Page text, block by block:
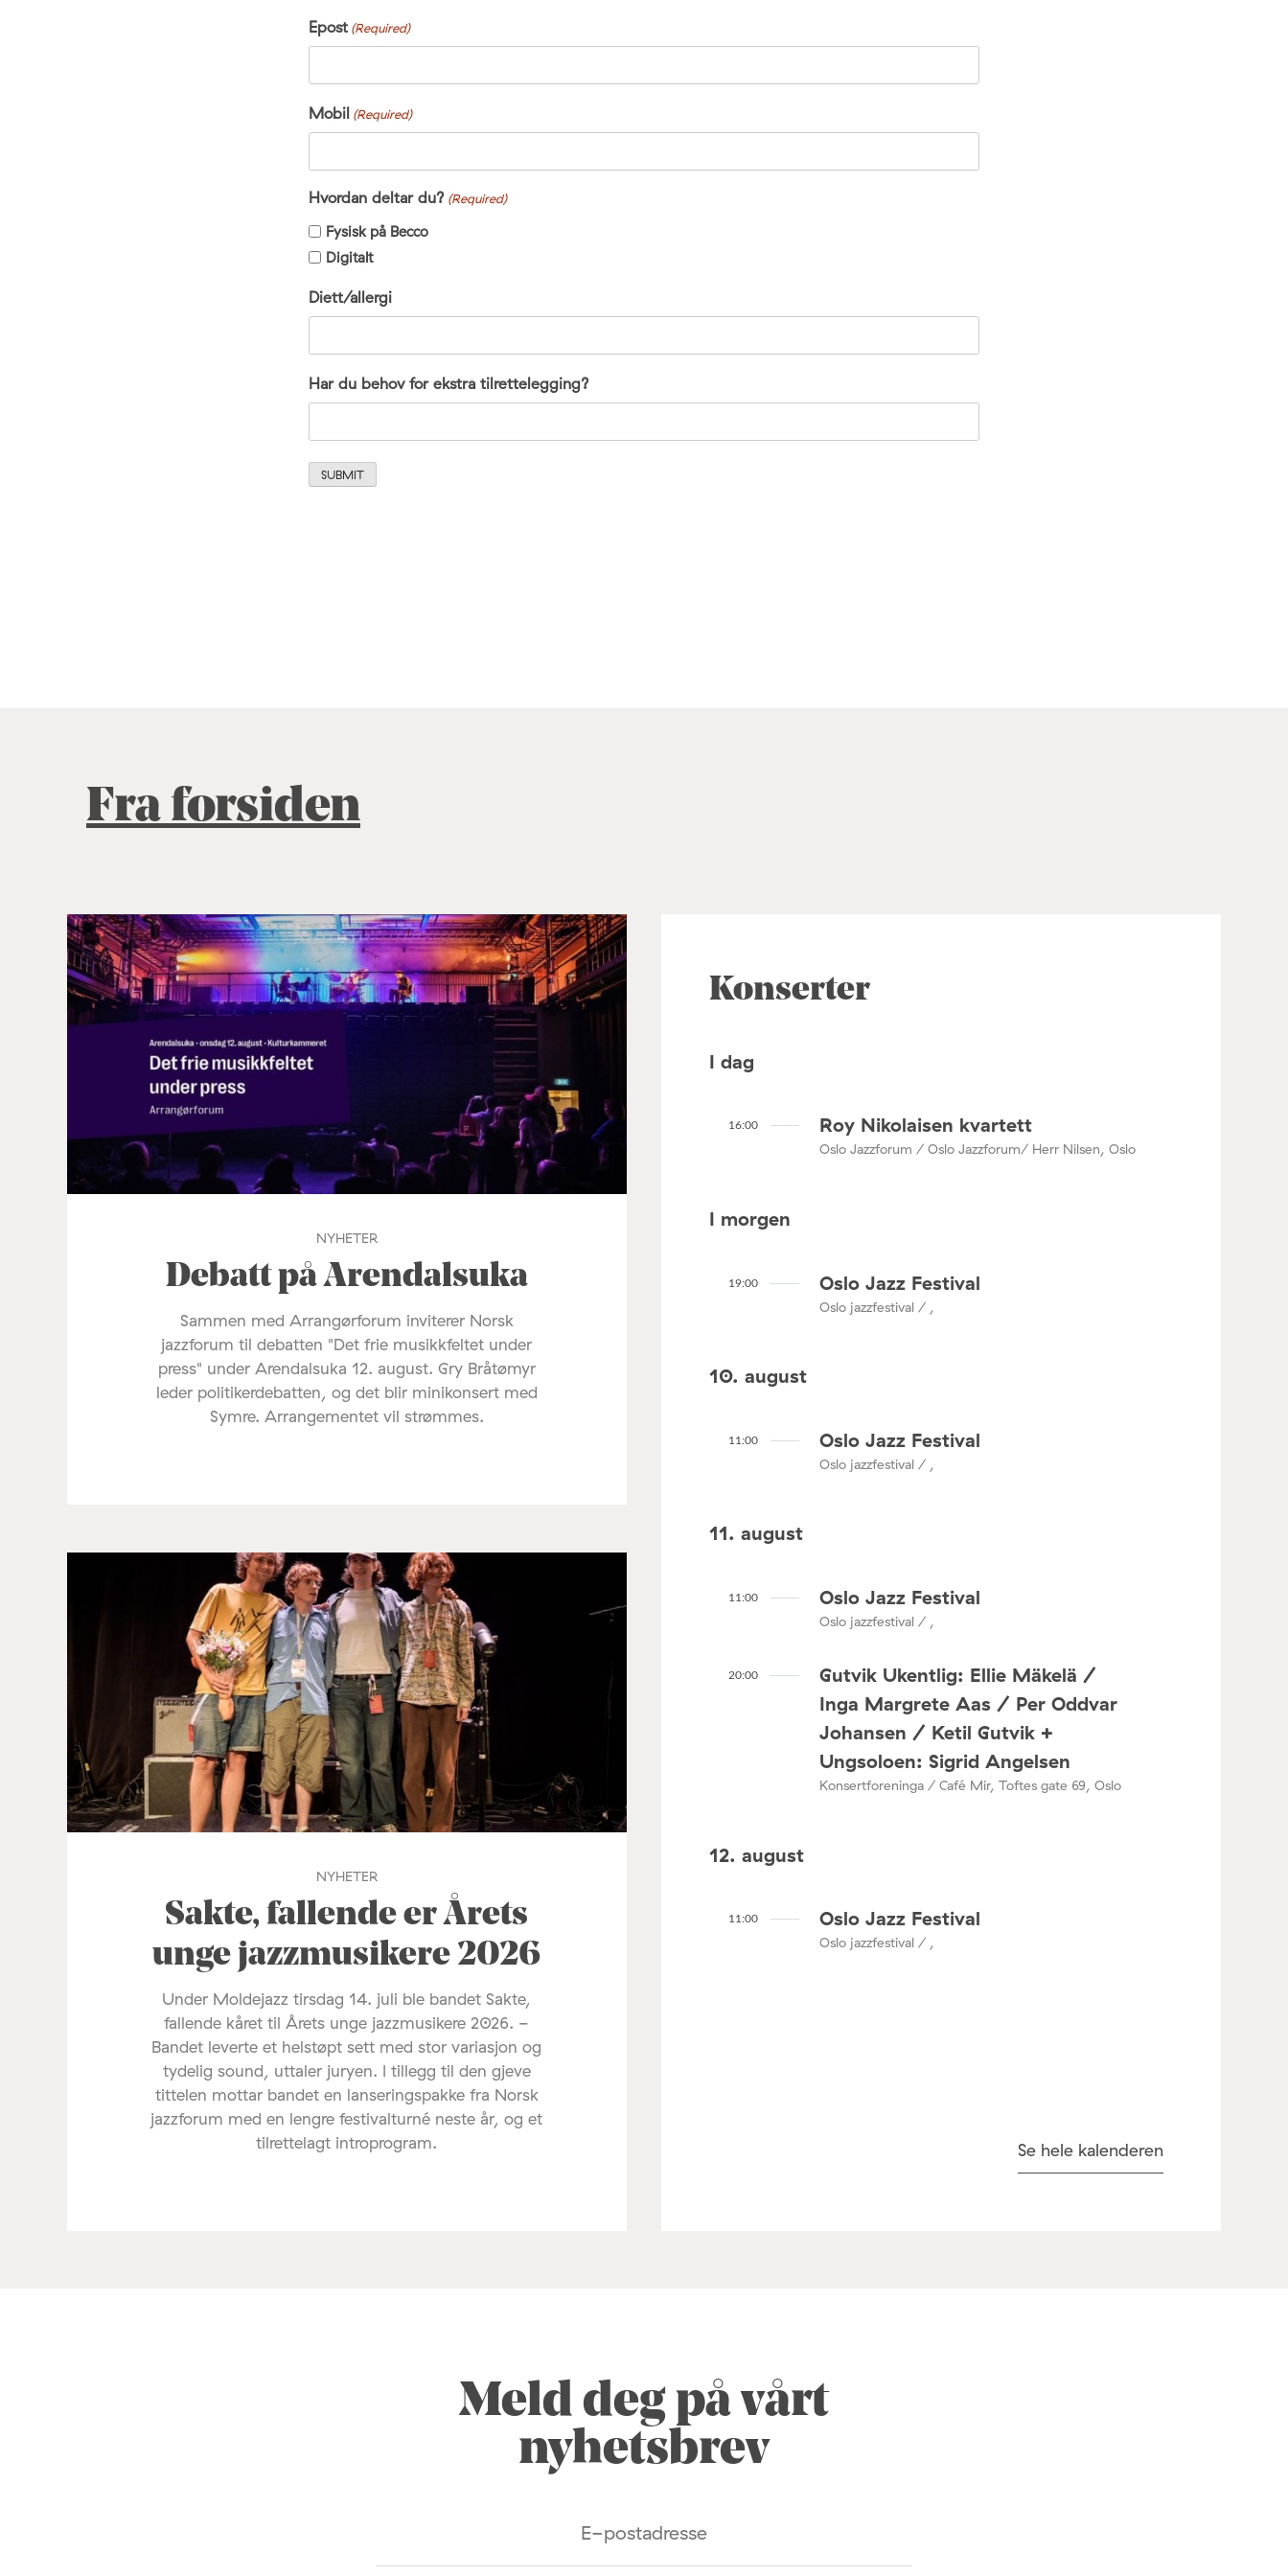
Epost (Required)
Mobil (Required)
Hvordan deltar du? (Required)
Fysisk på Becco
Digitalt
Diett/allergi
Har du behov for ekstra tilrettelegging?
Fra forsiden
NYHETER
Debatt på Arendalsuka
Sammen med Arrangørforum inviterer Norsk
jazzforum til debatten "Det frie musikkfeltet under
press" under Arendalsuka 12. august. Gry Bråtømyr
leder politikerdebatten, og det blir minikonsert med
Symre. Arrangementet vil strømmes.
NYHETER
Sakte, fallende er Årets
unge jazzmusikere 2026
Under Moldejazz tirsdag 14. juli ble bandet Sakte,
fallende kåret til Årets unge jazzmusikere 2026. -
Bandet leverte et helstøpt sett med stor variasjon og
tydelig sound, uttaler juryen. I tillegg til den gjeve
tittelen mottar bandet en lanseringspakke fra Norsk
jazzforum med en lengre festivalturné neste år, og et
tilrettelagt introprogram.
Konserter
I dag
16:00 Roy Nikolaisen kvartett
Oslo Jazzforum / Oslo Jazzforum/ Herr Nilsen, Oslo
I morgen
19:00 Oslo Jazz Festival
Oslo jazzfestival / ,
10. august
11:00 Oslo Jazz Festival
Oslo jazzfestival / ,
11. august
11:00 Oslo Jazz Festival
Oslo jazzfestival / ,
20:00
Gutvik Ukentlig: Ellie Mäkelä /
Inga Margrete Aas / Per Oddvar
Johansen / Ketil Gutvik +
Ungsoloen: Sigrid Angelsen
Konsertforeninga / Café Mir, Toftes gate 69, Oslo
12. august
11:00 Oslo Jazz Festival
Oslo jazzfestival / ,
Se hele kalenderen
Meld deg på vårt
nyhetsbrev